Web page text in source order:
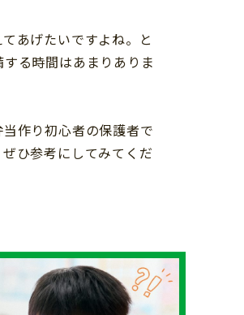
あげたいですよね。と
る時間はあまりありま
作り初心者の保護者で
ひ参考にしてみてくだ